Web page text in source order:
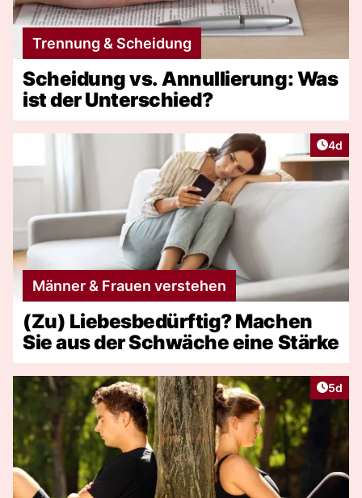
Trennung & Scheidung
Scheidung vs. Annullierung: Was
ist der Unterschied?
4d
Männer & Frauen verstehen
(Zu) Liebesbedürftig? Machen
Sie aus der Schwäche eine Stärke
5d